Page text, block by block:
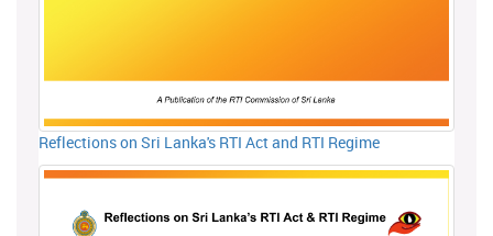
Reflections on Sri Lanka's RTI Act and RTI Regime